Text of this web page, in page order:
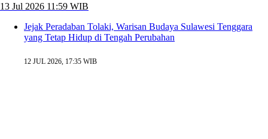
13 Jul 2026 11:59 WIB
Jejak Peradaban Tolaki, Warisan Budaya Sulawesi Tenggara
yang Tetap Hidup di Tengah Perubahan
12 JUL 2026, 17:35 WIB